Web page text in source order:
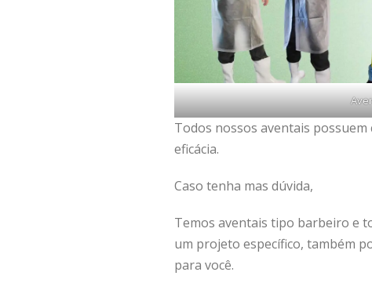
Todos nossos aventais
eficácia.
Caso tenha mas dúvida,
Temos aventais tipo barbeiro e
um projeto específico, também
para você.